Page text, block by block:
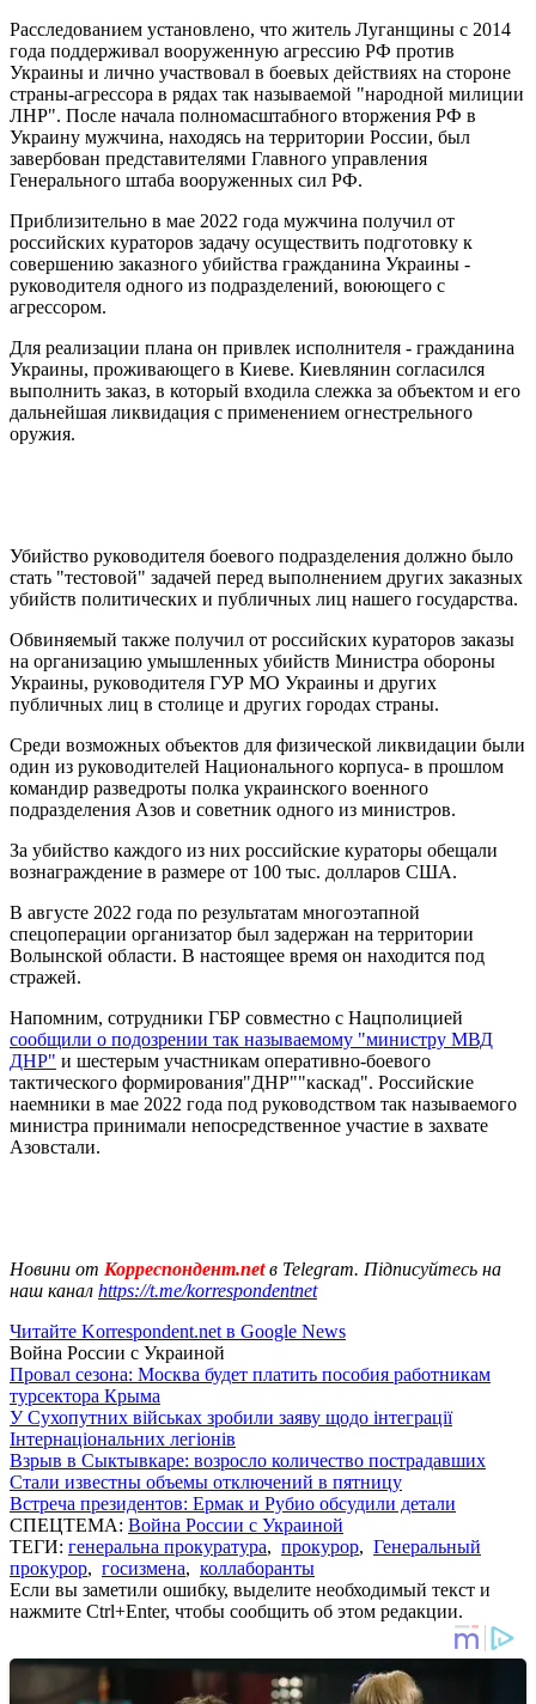
Расследованием установлено, что житель Луганщины с 2014
года поддерживал вооруженную агрессию РФ против
Украины и лично участвовал в боевых действиях на стороне
страны-агрессора в рядах так называемой "народной милиции
ЛНР". После начала полномасштабного вторжения РФ в
Украину мужчина, находясь на территории России, был
завербован представителями Главного управления
Генерального штаба вооруженных сил РФ.
Приблизительно в мае 2022 года мужчина получил от
российских кураторов задачу осуществить подготовку к
совершению заказного убийства гражданина Украины -
руководителя одного из подразделений, воюющего с
агрессором.
Для реализации плана он привлек исполнителя - гражданина
Украины, проживающего в Киеве. Киевлянин согласился
выполнить заказ, в который входила слежка за объектом и его
дальнейшая ликвидация с применением огнестрельного
оружия.
Убийство руководителя боевого подразделения должно было
стать "тестовой" задачей перед выполнением других заказных
убийств политических и публичных лиц нашего государства.
Обвиняемый также получил от российских кураторов заказы
на организацию умышленных убийств Министра обороны
Украины, руководителя ГУР МО Украины и других
публичных лиц в столице и других городах страны.
Среди возможных объектов для физической ликвидации были
один из руководителей Национального корпуса- в прошлом
командир разведроты полка украинского военного
подразделения Азов и советник одного из министров.
За убийство каждого из них российские кураторы обещали
вознаграждение в размере от 100 тыс. долларов США.
В августе 2022 года по результатам многоэтапной
спецоперации организатор был задержан на территории
Волынской области. В настоящее время он находится под
стражей.
Напомним, сотрудники ГБР совместно с Нацполицией
сообщили о подозрении так называемому "министру МВД
ДНР" и шестерым участникам оперативно-боевого
тактического формирования"ДНР""каскад". Российские
наемники в мае 2022 года под руководством так называемого
министра принимали непосредственное участие в захвате
Азовстали.
Новини от Корреспондент.netв Telegram. Підписуйтесь на
наш канал https://t.me/korrespondentnet
Читайте Korrespondent.net в Google News
Война России с Украиной
Провал сезона: Москва будет платить пособия работникам
турсектора Крыма
У Сухопутних військах зробили заяву щодо інтеграції
Інтернаціональних легіонів
Взрыв в Сыктывкаре: возросло количество пострадавших
Стали известны объемы отключений в пятницу
Встреча президентов: Ермак и Рубио обсудили детали
СПЕЦТЕМА: Война России с Украиной
ТЕГИ: генеральна прокуратура, прокурор, Генеральный
прокурор, госизмена, коллаборанты
Если вы заметили ошибку, выделите необходимый текст и
нажмите Ctrl+Enter, чтобы сообщить об этом редакции.